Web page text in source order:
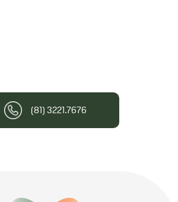
(81) 3221.7676